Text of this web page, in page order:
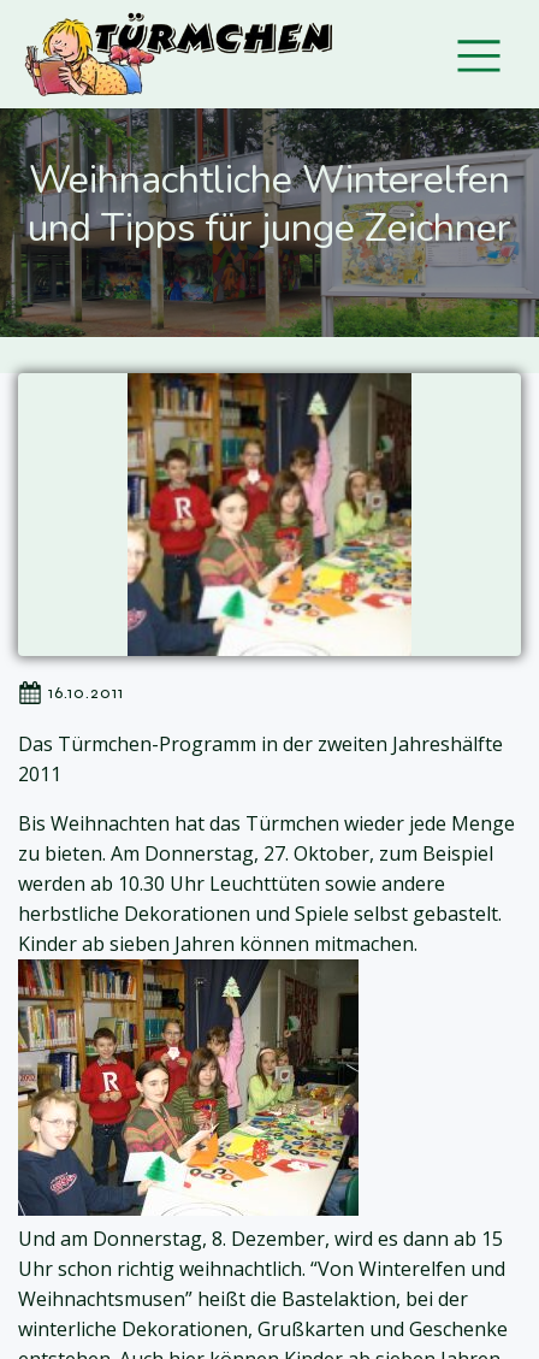
Weihnachtliche Winterelfen
und Tipps für junge Zeichner
16.10.2011
Das Türmchen-Programm in der zweiten Jahreshälfte
2011
Bis Weihnachten hat das Türmchen wieder jede Menge
zu bieten. Am Donnerstag, 27. Oktober, zum Beispiel
werden ab 10.30 Uhr Leuchttüten sowie andere
herbstliche Dekorationen und Spiele selbst gebastelt.
Kinder ab sieben Jahren können mitmachen.
Und am Donnerstag, 8. Dezember, wird es dann ab 15
Uhr schon richtig weihnachtlich. “Von Winterelfen und
Weihnachtsmusen” heißt die Bastelaktion, bei der
winterliche Dekorationen, Grußkarten und Geschenke